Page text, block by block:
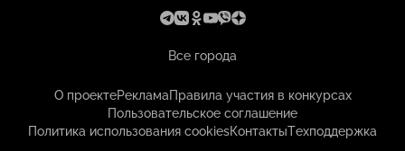
Все города
О проектеРекламаПравила участия в конкурсах
Пользовательское соглашение
Политика использования cookiesКонтактыТехподдержка